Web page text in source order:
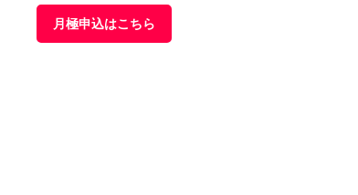
月極申込はこちら